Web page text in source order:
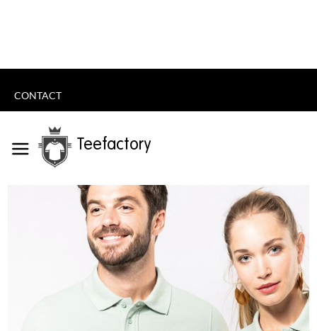
CONTACT
Teefactory